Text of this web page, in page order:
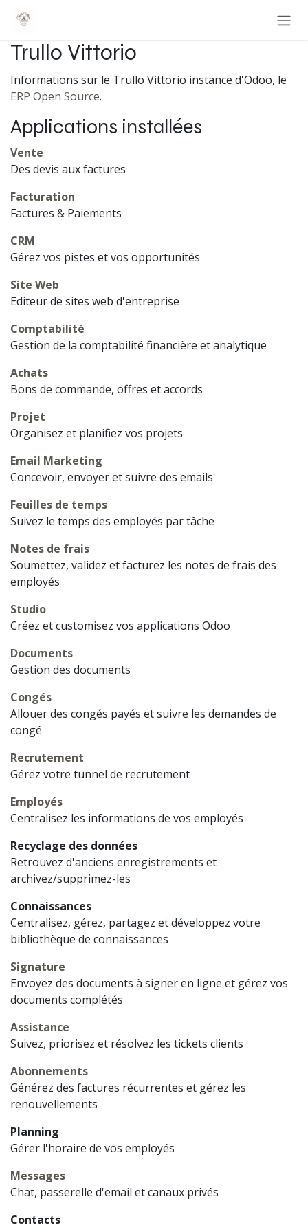
Trullo Vittorio
Informations sur le Trullo Vittorio instance d'Odoo, le
ERP Open Source.
Applications installées
Vente
Des devis aux factures
Facturation
Factures & Paiements
CRM
Gérez vos pistes et vos opportunités
Site Web
Editeur de sites web d'entreprise
Comptabilité
Gestion de la comptabilité financière et analytique
Achats
Bons de commande, offres et accords
Projet
Organisez et planifiez vos projets
Email Marketing
Concevoir, envoyer et suivre des emails
Feuilles de temps
Suivez le temps des employés par tâche
Notes de frais
Soumettez, validez et facturez les notes de frais des
employés
Studio
Créez et customisez vos applications Odoo
Documents
Gestion des documents
Congés
Allouer des congés payés et suivre les demandes de
congé
Recrutement
Gérez votre tunnel de recrutement
Employés
Centralisez les informations de vos employés
Recyclage des données
Retrouvez d'anciens enregistrements et
archivez/supprimez-les
Connaissances
Centralisez, gérez, partagez et développez votre
bibliothèque de connaissances
Signature
Envoyez des documents à signer en ligne et gérez vos
documents complétés
Assistance
Suivez, priorisez et résolvez les tickets clients
Abonnements
Générez des factures récurrentes et gérez les
renouvellements
Planning
Gérer l'horaire de vos employés
Messages
Chat, passerelle d'email et canaux privés
Contacts